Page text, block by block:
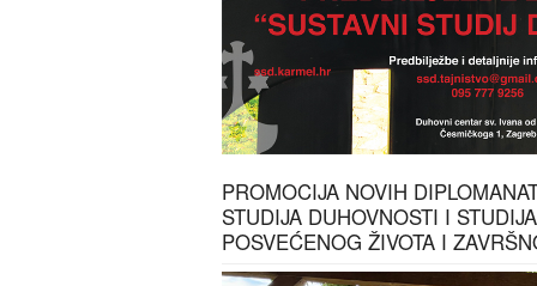
PROMOCIJA NOVIH
STUDIJA DUHOVNOSTI I
POSVEĆENOG ŽIVOTA I